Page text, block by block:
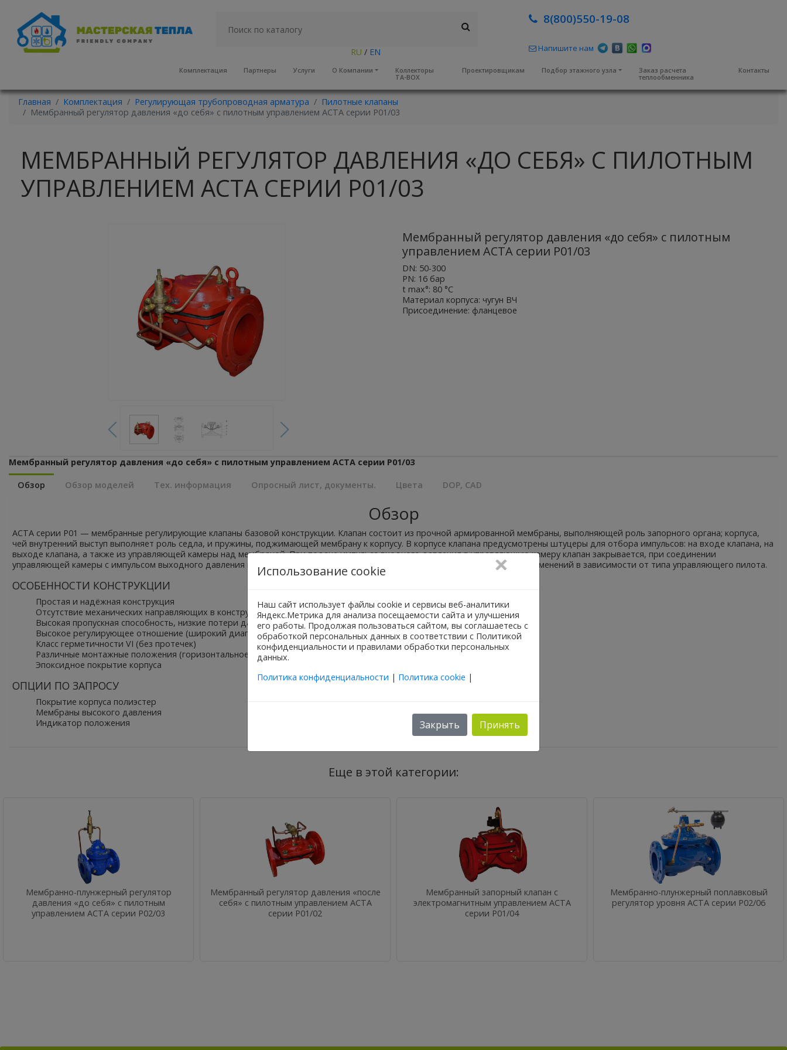
RU /EN
8(800)550-19-08
Напишите нам
Комплектация Партнеры Услуги О Компании
Коллекторы
TA-BOX
Проектировщикам Подбор этажного узла
Заказ расчета
теплообменника
Контакты
Главная Комплектация Регулирующая трубопроводная арматура
Пилотные клапаны
Мембранный регулятор давления «до себя» с пилотным управлением АСТА серии Р01/03
МЕМБРАННЫЙ РЕГУЛЯТОР ДАВЛЕНИЯ «ДО СЕБЯ» С ПИЛОТНЫМ
УПРАВЛЕНИЕМ АСТА СЕРИИ Р01/03
Мембранный регулятор давления «до себя» с пилотным
управлением АСТА серии Р01/03
DN: 50-300
PN: 16 бар
t max°: 80 °С
Материал корпуса: чугун ВЧ
Присоединение: фланцевое
Мембранный регулятор давления «до себя» с пилотным управлением АСТА серии Р01/03
Обзор Обзор моделей Тех. информация Опросный лист, документы. Цвета DOP, CAD
Обзор
АСТА серии Р01 — мембранные регулирующие клапаны базовой конструкции. Клапан состоит из прочной армированной мембраны, выполняющей роль запорного органа; корпуса,
чей внутренний выступ выполняет роль седла, и пружины, поджимающей мембрану к корпусу. В корпусе клапана предусмотрены штуцеры для отбора импульсов: на входе клапана, на
выходе клапана, а также из управляющей камеры над мембраной. При подаче импульса входного давления в управляющую камеру клапан закрывается, при соединении
управляющей камеры с импульсом выходного давления или атмосферой — открывается. Клапаны имеют широкий спектр применений в зависимости от типа управляющего пилота.
ОСОБЕННОСТИ КОНСТРУКЦИИ
Простая и надёжная конструкция
Отсутствие механических направляющих в конструкции клапана, повышенный ресурс
Высокая пропускная способность, низкие потери давления на полном открытии
Высокое регулирующее отношение (широкий диапазон рабочих расходов)
Класс герметичности VI (без протечек)
Различные монтажные положения (горизонтальное/вертикальное)
Эпоксидное покрытие корпуса
ОПЦИИ ПО ЗАПРОСУ
Покрытие корпуса полиэстер
Мембраны высокого давления
Индикатор положения
Еще в этой категории:
Мембранно-плунжерный регулятор
давления «до себя» с пилотным
управлением АСТА серии Р02/03
Мембранный регулятор давления «после
себя» с пилотным управлением АСТА
серии Р01/02
Мембранный запорный клапан с
электромагнитным управлением АСТА
серии Р01/04
Мембранно-плунжерный поплавковый
регулятор уровня АСТА серии Р02/06
Использование cookie
Наш сайт использует файлы cookie и сервисы веб-аналитики
Яндекс.Метрика для анализа посещаемости сайта и улучшения
его работы. Продолжая пользоваться сайтом, вы соглашаетесь с
обработкой персональных данных в соответствии с Политикой
конфиденциальности и правилами обработки персональных
данных.
Политика конфиденциальности | Политика cookie |
Закрыть Принять